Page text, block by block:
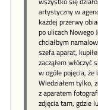
artystyczny w
każdej przerwy
po ulicach Nowego
chciałbym
szefa aparat,
zacząłem włóczyć
w ogóle pojęcia,
Wiedziałem tylko,
z aparatem
zdjęcia tam, gdzie